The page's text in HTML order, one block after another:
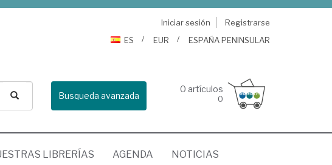
Iniciar sesión
Registrarse
ES
EUR ESPAÑA PENINSULAR
Busqueda avanzada
0 artículos
0
LIBRERÍAS AGENDA NOTICIAS